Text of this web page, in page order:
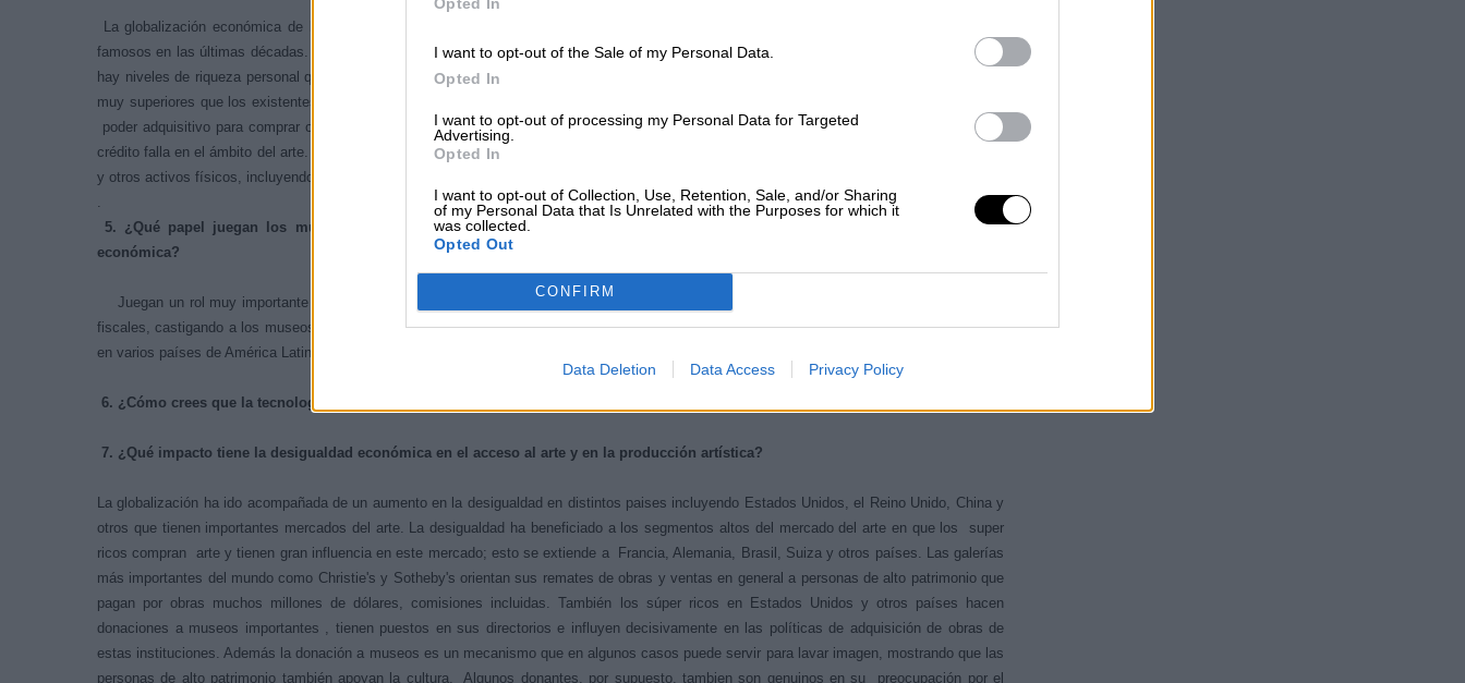
I want to opt-out of the Sale of my Personal Data.
Opted In
I want to opt-out of processing my Personal Data for Targeted
Advertising.
Opted In
I want to opt-out of Collection, Use, Retention, Sale, and/or Sharing
of my Personal Data that Is Unrelated with the Purposes for which it
was collected.
Opted Out
CONFIRM
Data Deletion Data Access Privacy Policy
La globalización económica de los últimos 30 años ha llevado a una explosion de los precios de obras de los artistas mas conocidos y
famosos en las últimas décadas. Un parte de la explicacion es que los mercados nacionales se han ampliado al exterior; por otra parte, ahora
hay niveles de riqueza personal que se han ampliado a mas personas (anuque sigue siendo una elite) y los niveles de liquidez privada son
muy superiores que los existentes hace 40-50 años atras. Sin embargo, también hay un segmento muy amplio de la población con limitado
poder adquisitivo para comprar obras de arte. Por otra parte, en general los bancos no prestan dinero para comprar obras: el mercado de
crédito falla en el ámbito del arte. Al mismo, tiempo el arte se ha convertido en una forma de inversión que compite con las acciones bursátiles
y otros activos físicos, incluyendo propiedades
5. ¿Qué papel juegan los museos y las instituciones públicas en la preservación y promoción del arte en tiempos de crisis
económica?
Juegan un rol muy importante en la medida que los gobiernos no corten los presupuestos orientados a la cultura para mejorar las cuentas
fiscales, castigando a los museos públicos, la promoción del arte y el apoyo a los artistas. Este tipo de ajuste se ha dado, lamentablemente,
en varios países de América Latina en épocas de crisis económicas.
6. ¿Cómo crees que la tecnología está cambiando la forma en que se compra y se valora el arte? (ver respuesta a pregunta 12).
7. ¿Qué impacto tiene la desigualdad económica en el acceso al arte y en la producción artística?
La globalización ha ido acompañada de un aumento en la desigualdad en distintos paises incluyendo Estados Unidos, el Reino Unido, China y
otros que tienen importantes mercados del arte. La desigualdad ha beneficiado a los segmentos altos del mercado del arte en que los super
ricos compran arte y tienen gran influencia en este mercado; esto se extiende a Francia, Alemania, Brasil, Suiza y otros países. Las galerías
más importantes del mundo como Christie's y Sotheby's orientan sus remates de obras y ventas en general a personas de alto patrimonio que
pagan por obras muchos millones de dólares, comisiones incluidas. También los súper ricos en Estados Unidos y otros países hacen
donaciones a museos importantes , tienen puestos en sus directorios e influyen decisivamente en las políticas de adquisición de obras de
estas instituciones. Además la donación a museos es un mecanismo que en algunos casos puede servir para lavar imagen, mostrando que las
personas de alto patrimonio también apoyan la cultura. Algunos donantes, por supuesto, tambien son genuinos en su preocupación por el